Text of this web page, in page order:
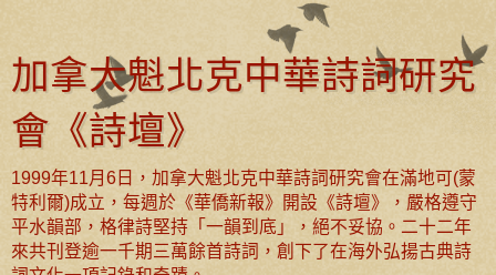
加拿大魁北克中華詩詞研究
會《詩壇》
1999年11月6日，加拿大魁北克中華詩詞研究會在滿地可(蒙
特利爾)成立，每週於《華僑新報》開設《詩壇》，嚴格遵守
平水韻部，格律詩堅持「一韻到底」，絕不妥協。二十二年
來共刊登逾一千期三萬餘首詩詞，創下了在海外弘揚古典詩